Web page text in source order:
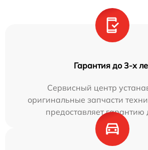
Гарантия до 3-х
Сервисный центр
оригинальные запчасти
предоставляет гарантию